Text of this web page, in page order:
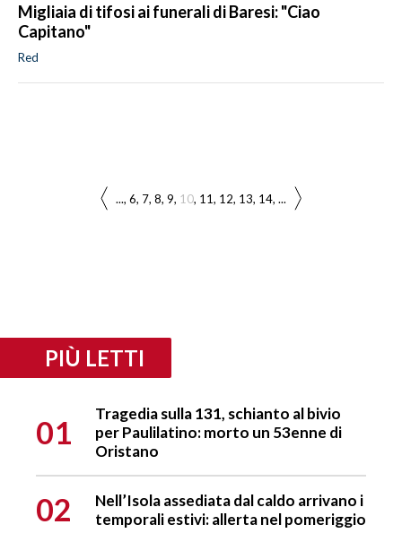
Migliaia di tifosi ai funerali di Baresi: "Ciao
Capitano"
Red
... 6 7 8 9 10 11 12 13 14 ...
PIÙ LETTI
01
Tragedia sulla 131, schianto al bivio
per Paulilatino: morto un 53enne di
Oristano
02
Nell’Isola assediata dal caldo arrivano i
temporali estivi: allerta nel pomeriggio